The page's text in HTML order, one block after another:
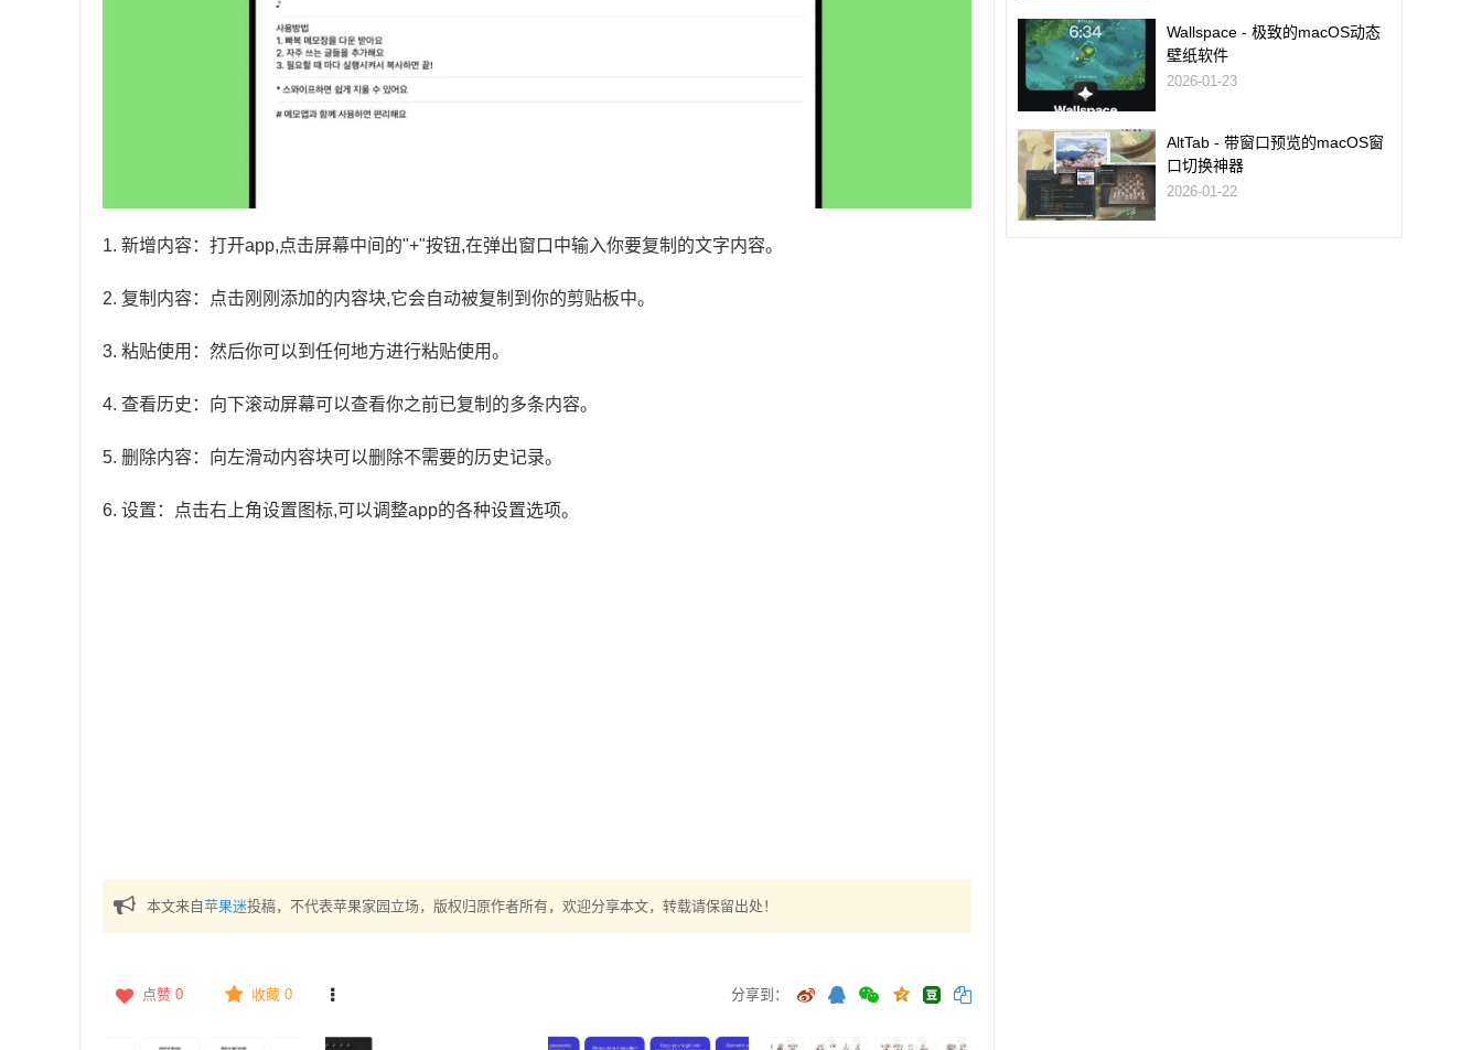
1. 新增内容：打开app,点击屏幕中间的"+"按钮,在弹出窗口中输入你要复制的文字内容。
2. 复制内容：点击刚刚添加的内容块,它会自动被复制到你的剪贴板中。
3. 粘贴使用：然后你可以到任何地方进行粘贴使用。
4. 查看历史：向下滚动屏幕可以查看你之前已复制的多条内容。
5. 删除内容：向左滑动内容块可以删除不需要的历史记录。
6. 设置：点击右上角设置图标,可以调整app的各种设置选项。
本文来自苹果迷投稿，不代表苹果家园立场，版权归原作者所有，欢迎分享本文，转载请保留出处！
点赞 0 收藏 0 分享到：
Wallspace - 极致的macOS动态
壁纸软件
2026-01-23
AltTab - 带窗口预览的macOS窗
口切换神器
2026-01-22